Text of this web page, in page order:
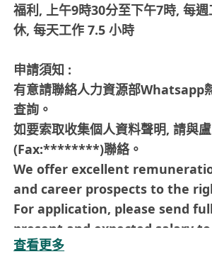
福利, 上午9時30分至下午7時, 每
休, 每天工作 7.5 小時
申請須知 :
有意請聯絡人力資源部
查詢。
如要索取收集個人資料聲明, 請與
(Fax:********)聯絡。
We offer excellent
and career prospects to the
For application, please send
present and expected salary
Resources Department, 10/F.,
查看更多